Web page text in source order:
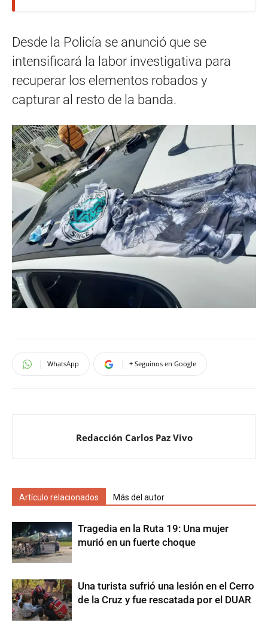
Desde la Policía se anunció que se
intensificará la labor investigativa para
recuperar los elementos robados y
capturar al resto de la banda.
WhatsApp + Seguinos en Google
Redacción Carlos Paz Vivo
Artículo relacionados Más del autor
Tragedia en la Ruta 19: Una mujer
murió en un fuerte choque
Una turista sufrió una lesión en el Cerro
de la Cruz y fue rescatada por el DUAR